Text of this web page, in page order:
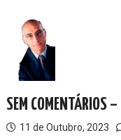
SEM COMENTÁRIOS
11 de Outubro, 2023